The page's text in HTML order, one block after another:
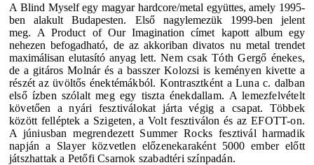
A Blind Myselfegy magyar hardcore/metal együttes, amely 1995-
ben alakult Budapesten. Első nagylemezük 1999-ben jelent
meg. A Product of Our Imagination címet kapott album egy
nehezen befogadható, de az akkoriban divatos nu metal trendet
maximálisan elutasító anyag lett.Nem csak Tóth Gergő énekes,
de a gitáros Molnár és a basszer Kolozsi is keményen kivette a
részét az üvöltős énektémákból. Kontrasztként a Luna c. dalban
első ízben szólalt meg egy tiszta énekdallam. A lemezfelvételt
követően a nyári fesztiválokat járta végig a csapat. Többek
között felléptek a Szigeten, a Volt fesztiválon és az EFOTT-on.
A júniusban megrendezett Summer Rocks fesztivál harmadik
napján a Slayer közvetlen előzenekaraként 5000 ember előtt
játszhattak a Petőfi Csarnok szabadtéri színpadán.